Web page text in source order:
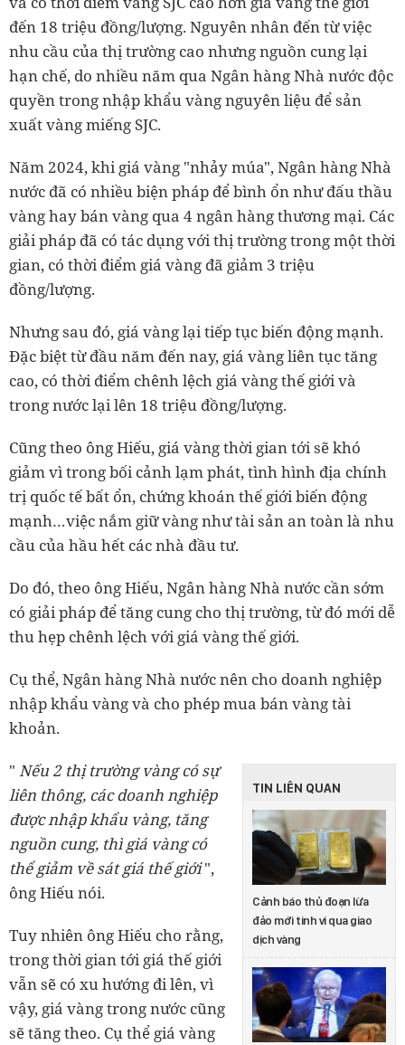
đến 18 triệu đồng/lượng. Nguyên nhân đến từ việc
nhu cầu của thị trường cao nhưng nguồn cung lại
hạn chế, do nhiều năm qua Ngân hàng Nhà nước độc
quyền trong nhập khẩu vàng nguyên liệu để sản
xuất vàng miếng SJC.
Năm 2024, khi giá vàng "nhảy múa", Ngân hàng Nhà
nước đã có nhiều biện pháp để bình ổn như đấu thầu
vàng hay bán vàng qua 4 ngân hàng thương mại. Các
giải pháp đã có tác dụng với thị trường trong một thời
gian, có thời điểm giá vàng đã giảm 3 triệu
đồng/lượng.
Nhưng sau đó, giá vàng lại tiếp tục biến động mạnh.
Đặc biệt từ đầu năm đến nay, giá vàng liên tục tăng
cao, có thời điểm chênh lệch giá vàng thế giới và
trong nước lại lên 18 triệu đồng/lượng.
Cũng theo ông Hiếu, giá vàng thời gian tới sẽ khó
giảm vì trong bối cảnh lạm phát, tình hình địa chính
trị quốc tế bất ổn, chứng khoán thế giới biến động
mạnh…việc nắm giữ vàng như tài sản an toàn là nhu
cầu của hầu hết các nhà đầu tư.
Do đó, theo ông Hiếu, Ngân hàng Nhà nước cần sớm
có giải pháp để tăng cung cho thị trường, từ đó mới dễ
thu hẹp chênh lệch với giá vàng thế giới.
Cụ thể, Ngân hàng Nhà nước nên cho doanh nghiệp
nhập khẩu vàng và cho phép mua bán vàng tài
khoản.
TIN LIÊN QUAN
Cảnh báo thủ đoạn lừa
đảo mới tinh vi qua giao
dịch vàng
" Nếu 2 thị trường vàng có sự
liên thông, các doanh nghiệp
được nhập khẩu vàng, tăng
nguồn cung, thì giá vàng có
thể giảm về sát giá thế giới",
ông Hiếu nói.
Tuy nhiên ông Hiếu cho rằng,
trong thời gian tới giá thế giới
vẫn sẽ có xu hướng đi lên, vì
vậy, giá vàng trong nước cũng
sẽ tăng theo. Cụ thể giá vàng